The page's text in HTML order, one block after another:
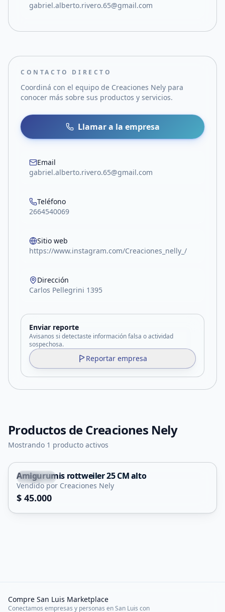
gabriel.alberto.rivero.65@gmail.com
CONTACTO DIRECTO
Coordiná con el equipo de Creaciones Nely para
conocer más sobre sus productos y servicios.
Llamar a la empresa
Email
gabriel.alberto.rivero.65@gmail.com
Teléfono
2664540069
Sitio web
https://www.instagram.com/Creaciones_nelly_/
Dirección
Carlos Pellegrini 1395
Enviar reporte
Avisanos si detectaste información falsa o actividad
sospechosa.
Reportar empresa
Productos deCreaciones Nely
Mostrando 1 producto activos
Capital
Amigurumis rottweiler 25 CM alto
Vendido por Creaciones Nely
$ 45.000
Compre San Luis Marketplace
Conectamos empresas y personas en San Luis con